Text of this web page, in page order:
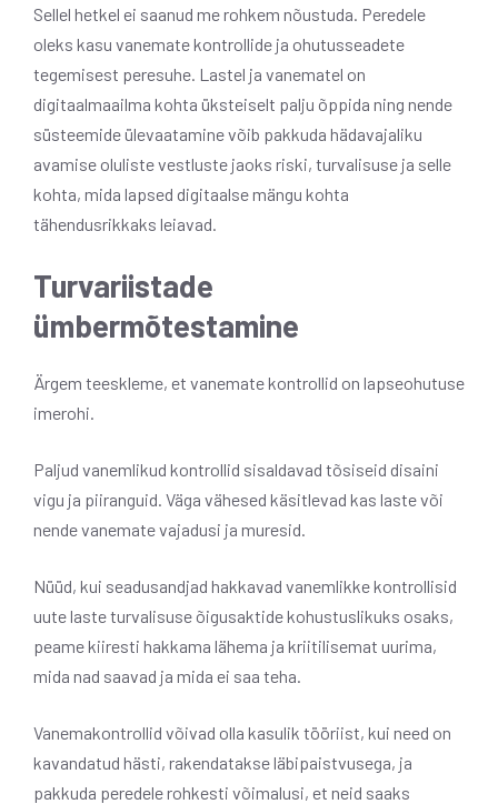
Sellel hetkel ei saanud me rohkem nõustuda. Peredele
oleks kasu vanemate kontrollide ja ohutusseadete
tegemisest peresuhe. Lastel ja vanematel on
digitaalmaailma kohta üksteiselt palju õppida ning nende
süsteemide ülevaatamine võib pakkuda hädavajaliku
avamise oluliste vestluste jaoks riski, turvalisuse ja selle
kohta, mida lapsed digitaalse mängu kohta
tähendusrikkaks leiavad.
Turvariistade
ümbermõtestamine
Ärgem teeskleme, et vanemate kontrollid on lapseohutuse
imerohi.
Paljud vanemlikud kontrollid sisaldavad tõsiseid disaini
vigu ja piiranguid. Väga vähesed käsitlevad kas laste või
nende vanemate vajadusi ja muresid.
Nüüd, kui seadusandjad hakkavad vanemlikke kontrollisid
uute laste turvalisuse õigusaktide kohustuslikuks osaks,
peame kiiresti hakkama lähema ja kriitilisemat uurima,
mida nad saavad ja mida ei saa teha.
Vanemakontrollid võivad olla kasulik tööriist, kui need on
kavandatud hästi, rakendatakse läbipaistvusega, ja
pakkuda peredele rohkesti võimalusi, et neid saaks